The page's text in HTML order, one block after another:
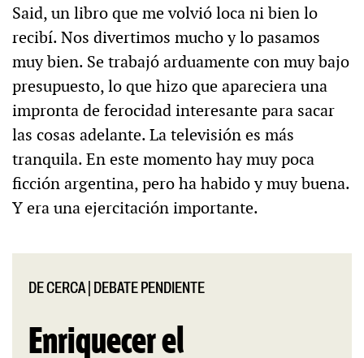
Said, un libro que me volvió loca ni bien lo
recibí. Nos divertimos mucho y lo pasamos
muy bien. Se trabajó arduamente con muy bajo
presupuesto, lo que hizo que apareciera una
impronta de ferocidad interesante para sacar
las cosas adelante. La televisión es más
tranquila. En este momento hay muy poca
ficción argentina, pero ha habido y muy buena.
Y era una ejercitación importante.
DE CERCA DEBATE PENDIENTE
Enriquecer el